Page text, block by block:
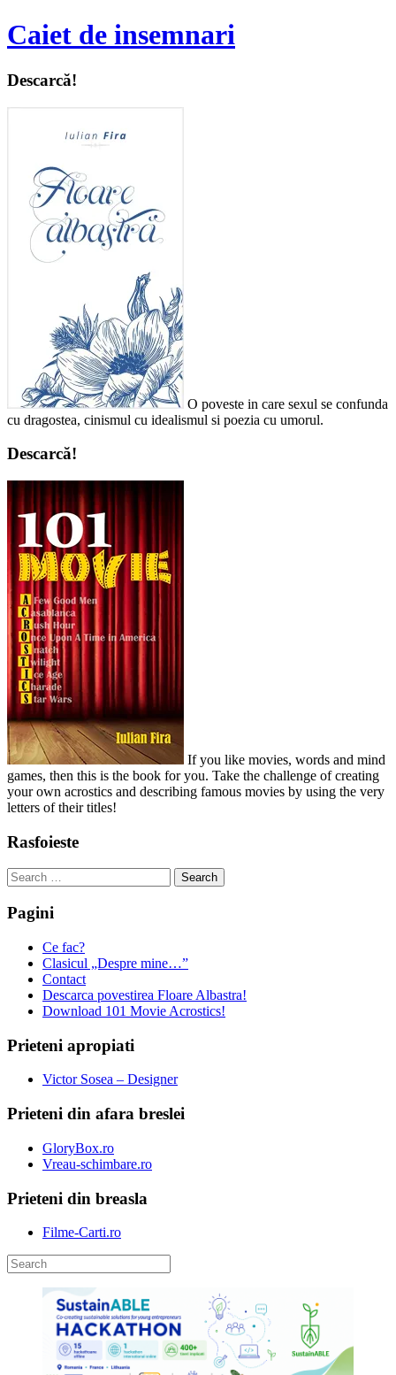
Caiet de insemnari
Descarcă!
O poveste in care sexul se confunda
cu dragostea, cinismul cu idealismul si poezia cu umorul.
Descarcă!
If you like movies, words and mind
games, then this is the book for you. Take the challenge of creating
your own acrostics and describing famous movies by using the very
letters of their titles!
Rasfoieste
Search
for:
Pagini
Ce fac?
Clasicul „Despre mine…”
Contact
Descarca povestirea Floare Albastra!
Download 101 Movie Acrostics!
Prieteni apropiati
Victor Sosea – Designer
Prieteni din afara breslei
GloryBox.ro
Vreau-schimbare.ro
Prieteni din breasla
Filme-Carti.ro